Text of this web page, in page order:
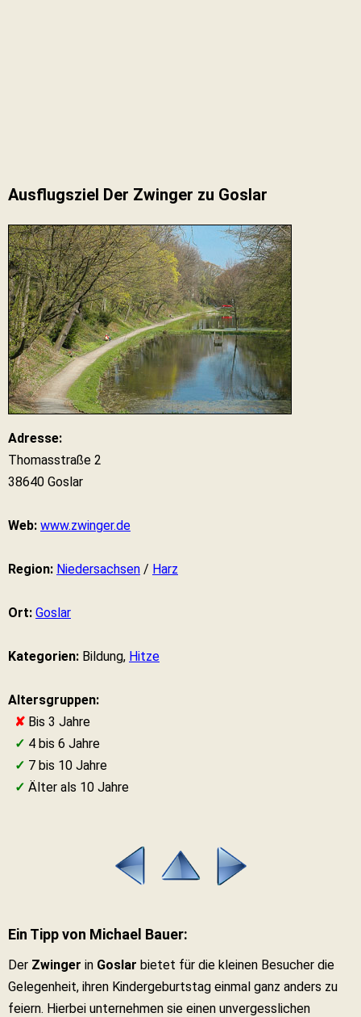
Ausflugsziel Der Zwinger zu Goslar
Adresse:
Thomasstraße 2
38640 Goslar
Web: www.zwinger.de
Region: Niedersachsen / Harz
Ort: Goslar
Kategorien: Bildung, Hitze
Altersgruppen:
✘ Bis 3 Jahre
✓ 4 bis 6 Jahre
✓ 7 bis 10 Jahre
✓ Älter als 10 Jahre
Ein Tipp von Michael Bauer:
Der Zwinger in Goslar bietet für die kleinen Besucher die
Gelegenheit, ihren Kindergeburtstag einmal ganz anders zu
feiern. Hierbei unternehmen sie einen unvergesslichen